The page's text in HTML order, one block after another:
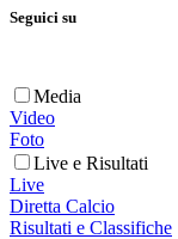
Seguici su
Media
Video
Foto
Live e Risultati
Live
Diretta Calcio
Risultati e Classifiche